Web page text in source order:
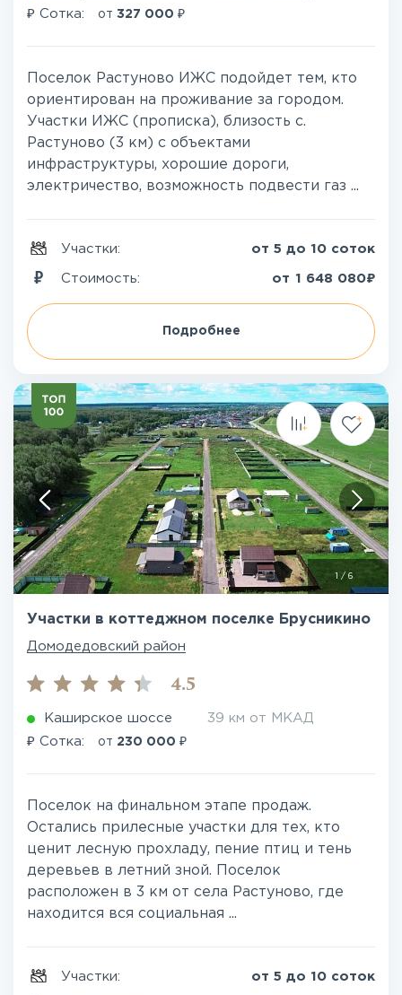
₽ Сотка: от 327 000 ₽
Поселок Растуново ИЖС подойдет тем, кто
ориентирован на проживание за городом.
Участки ИЖС (прописка), близость с.
Растуново (3 км) с объектами
инфраструктуры, хорошие дороги,
электричество, возможность подвести газ ...
Участки: от 5 до 10 соток
Стоимость: от 1 648 080₽
Подробнее
1 / 6
Участки в коттеджном поселке Брусникино
Домодедовский район
4.5
Каширское шоссе 39 км от МКАД
₽ Сотка: от 230 000 ₽
Поселок на финальном этапе продаж.
Остались прилесные участки для тех, кто
ценит лесную прохладу, пение птиц и тень
деревьев в летний зной. Поселок
расположен в 3 км от села Растуново, где
находится вся социальная ...
Участки: от 5 до 10 соток